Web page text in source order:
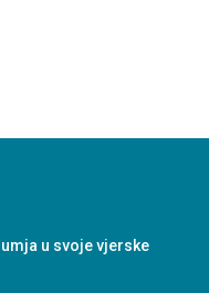
u svoje vjerske